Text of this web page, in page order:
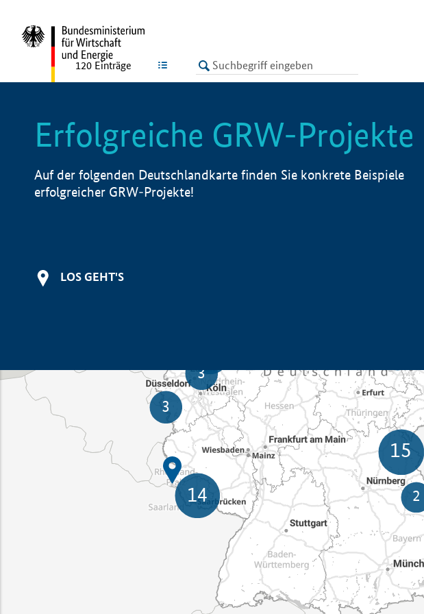
LISTE
120 Einträge
Erfolgreiche GRW-Projekte
Auf der folgenden Deutschlandkarte finden Sie konkrete Beispiele
erfolgreicher GRW-Projekte!
LOS GEHT'S